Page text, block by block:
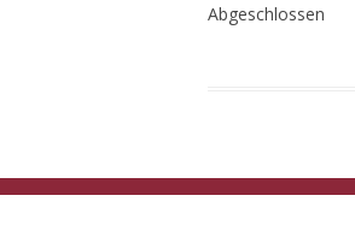
Abgeschlossen